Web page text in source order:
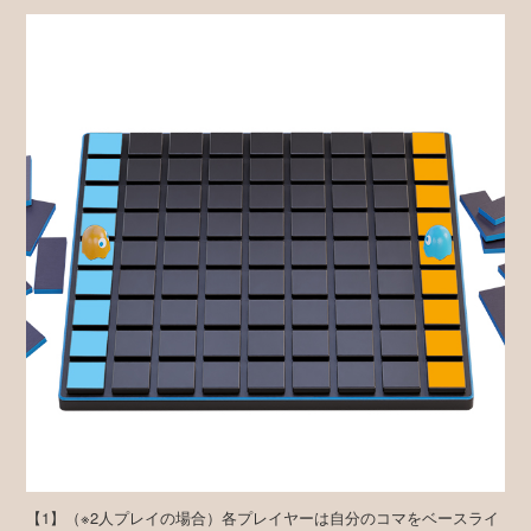
【1】（※2人プレイの場合）各プレイヤーは自分のコマをベースライ